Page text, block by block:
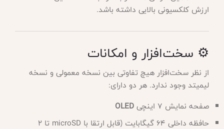
ارزش کلکسیونی بالایی داشته باشد.
⚙️ سخت‌افزار و امکانات
از نظر سخت‌افزار هیچ تفاوتی بین نسخه معمولی و نسخه
لیمیتد وجود ندارد. هر دو دارای:
صفحه نمایش ۷ اینچی
OLED
حافظه داخلی ۶۴ گیگابایت (قابل ارتقا با microSD تا ۲